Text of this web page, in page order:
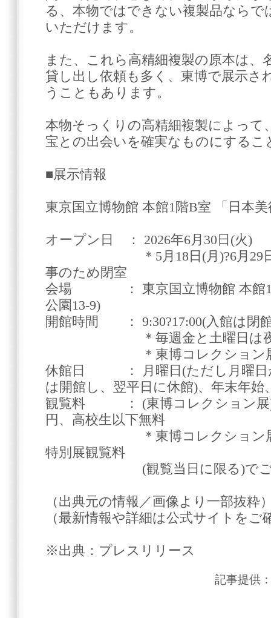
る、本物ではできない複製品ならで
いただけます。
また、これら高精細複製の原本は、
貸し出し依頼も多く、東博で展示さ
うこともあります。
本物そっくりの高精細複製によって
宝との出会いを確実なものにするこ
■展示情報
東京国立博物館 本館1階B室 「日本
オープン日 ： 2026年6月30日(火)
＊5月18日(月)?6月29日(月
事のため閉室
会場 ： 東京国立博物館 本館1
公園13-9)
開館時間 ： 9:30?17:00(入館は閉
＊毎週金と土曜日は夜
＊東博コレクション展
休館日 ： 月曜日(ただし月曜日
は開館し、翌平日に休館)、年末年
観覧料 ： (東博コレクション展)
円、高校生以下無料
＊東博コレクション展観
特別展観覧料
(観覧当日に限る)でご覧
（出典元の情報／画像より一部抜粋
（最新情報や詳細は公式サイトをご
※出典：プレスリリース
記事提供